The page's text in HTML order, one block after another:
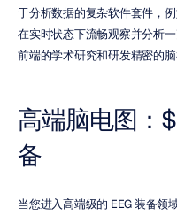
于分析数据的复杂软件套件，
在实时状态下流畅观察并分析
前端的学术研究和研发精密的
高端脑电图：
备
当您进入高端级的 EEG 装备领